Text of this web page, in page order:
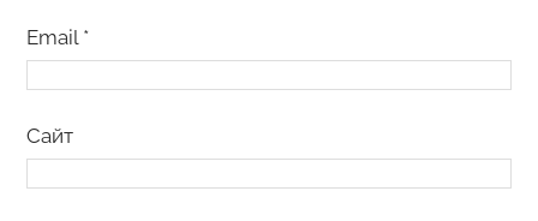
Email *
Сайт